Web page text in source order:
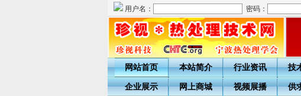
用户名： 密码：
网站首页 本站简介 行业资讯 技
企业展示 网上商城 视频展播 供